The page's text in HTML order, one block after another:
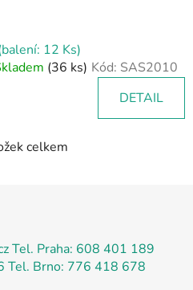
12 Ks)
(36 ks) Kód: SAS2010
DETAIL
O
a
c
í
celkem
Tel. Praha: 608 401 189
Tel. Brno: 776 418 678